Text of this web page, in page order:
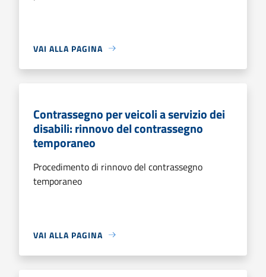
VAI ALLA PAGINA
Contrassegno per veicoli a servizio dei
disabili: rinnovo del contrassegno
temporaneo
Procedimento di rinnovo del contrassegno
temporaneo
VAI ALLA PAGINA